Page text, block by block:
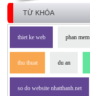
TỪ KHÓA
thiet ke web phan mem
thu thuat du an
so do website nhatthanh.net